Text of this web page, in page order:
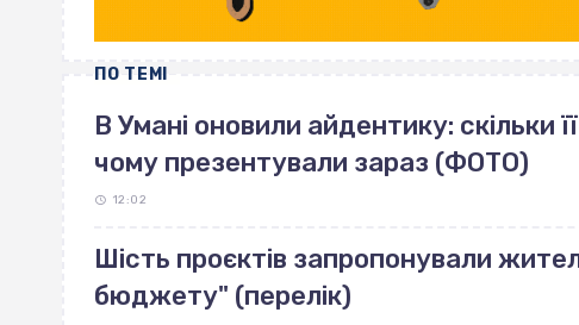
ПО ТЕМІ
В Умані оновили айдентику: скільки
чому презентували зараз (ФОТО)
12:02
Шість проєктів запропонували
бюджету" (перелік)